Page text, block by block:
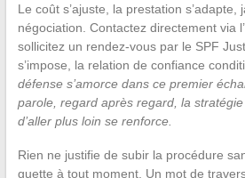
Le coût s’ajuste, la prestation
négociation. Contactez directement via
sollicitez un rendez-vous par le SPF
s’impose, la relation de confiance
défense s’amorce dans ce premier
parole, regard après regard, la stratégie
d’aller plus loin se renforce.
Rien ne justifie de subir la procédure
guette à tout moment. Un mot de